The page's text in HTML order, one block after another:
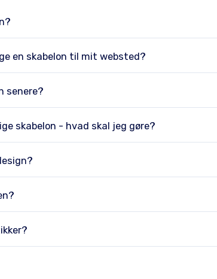
en skabelon til mit websted?
senere?
skabelon - hvad skal jeg gøre?